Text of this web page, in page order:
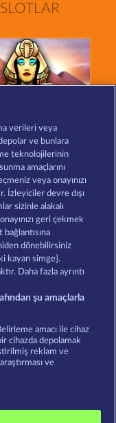
and the Book of Teos
Künye
Facebook
amaçlıdır ve
verileri veya
ve bunlara
teknolojilerinin
amaçlarını
veya onayınızı
İzleyiciler devre dışı
sizinle alakalı
geri çekmek
dönebilirsiniz
kayan simge].
Daha fazla ayrıntı
şu amaçlarla
amacı ile cihaz
cihazda depolamak
reklam ve
ve